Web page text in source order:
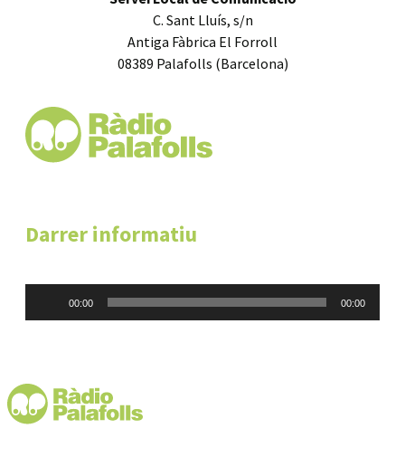
C. Sant Lluís, s/n
Antiga Fàbrica El Forroll
08389 Palafolls (Barcelona)
Darrer informatiu
00:00 00:00